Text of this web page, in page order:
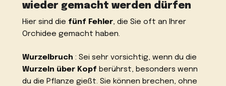
wieder gemacht werden dürfen
Hier sind die fünf Fehler, die Sie oft an Ihrer
Orchidee gemacht haben.
Wurzelbruch : Sei sehr vorsichtig, wenn du die
Wurzeln über Kopf berührst, besonders wenn
du die Pflanze gießt. Sie können brechen, ohne